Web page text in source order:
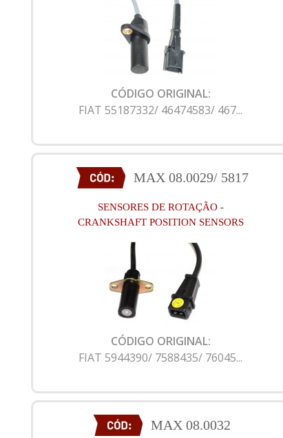
CÓDIGO ORIGINAL:
FIAT 55187332/ 46474583/ 467...
MAX 08.0029/ 5817
SENSORES DE ROTAÇÃO -
CRANKSHAFT POSITION SENSORS
CÓDIGO ORIGINAL:
FIAT 5944390/ 7588435/ 76045...
MAX 08.0032